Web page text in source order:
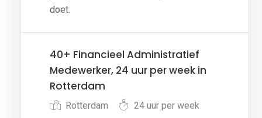
doet.
40+ Financieel Administratief
Medewerker, 24 uur per week in
Rotterdam
Rotterdam
24 uur per week